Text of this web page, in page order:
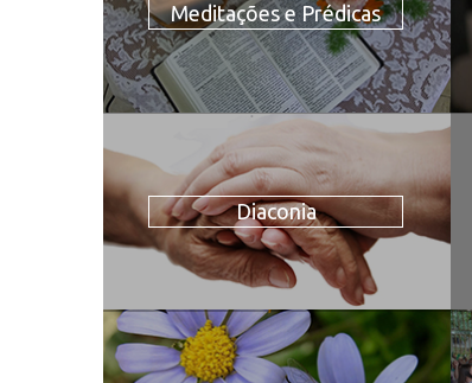
Meditações e Prédicas
Diaconia